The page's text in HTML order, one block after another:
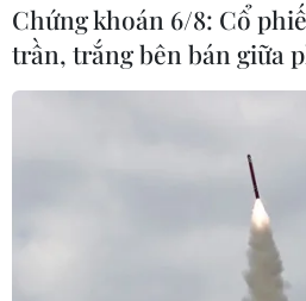
trước tin Mỹ áp thuế
Tổng thống Trump cho biết sẽ
sản phẩm nhôm và thép nhập
Brazil với cáo buộc các nước
Chứng khoán 6/8: Cổ
trần, trắng bên bán giữa